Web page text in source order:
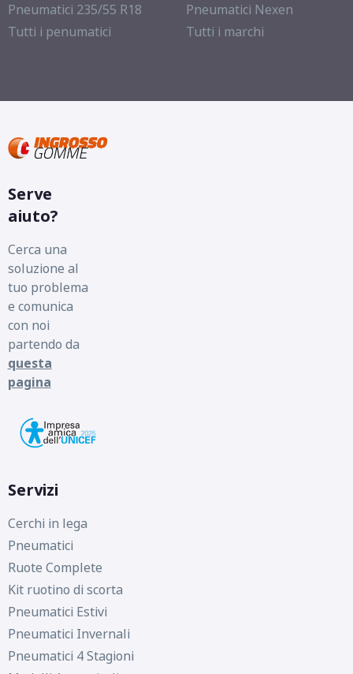
Pneumatici 235/55 R18
Tutti i penumatici
Pneumatici Nexen
Tutti i marchi
Serve
aiuto?
Cerca una
soluzione al
tuo problema
e comunica
con noi
partendo da
questa
pagina
Servizi
Cerchi in lega
Pneumatici
Ruote Complete
Kit ruotino di scorta
Pneumatici Estivi
Pneumatici Invernali
Pneumatici 4 Stagioni